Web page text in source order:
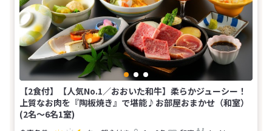
【2食付】【人気No.1／おおいた和牛】柔らかジューシー！
上質なお肉を『陶板焼き』で堪能♪お部屋おまかせ（和室）
(2名～6名1室)